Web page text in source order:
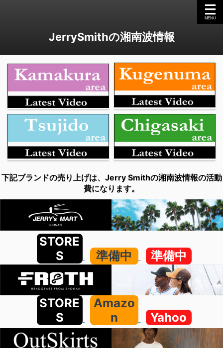
JerrySmithの湘南波情報
下記ブランドの売り上げは、Jerry Smithの湘南波情報の活動
費になります。
STORE
S
準備中 準備中
STORE
S
Amazo
n
Yahoo